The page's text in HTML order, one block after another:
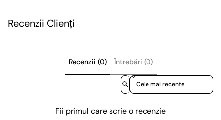
Recenzii Clienți
Recenzii (0) Întrebări (0)
Sort reviews by
Fii primul care scrie o recenzie